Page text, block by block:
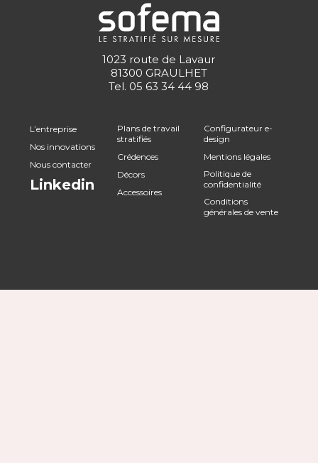
1023 route de Lavaur
81300 GRAULHET
Tel. 05 63 34 44 98
L’entreprise
Nos innovations
Nous contacter
Linkedin
Plans de travail
stratifiés
Crédences
Décors
Accessoires
Configurateur e-
design
Mentions légales
Politique de
confidentialité
Conditions
générales de vente